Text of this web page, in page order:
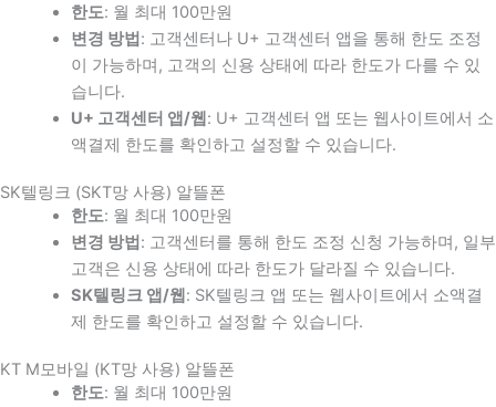
한도: 월 최대 100만원
변경 방법 : 고객센터나 U+ 고객센터 앱을 통해 한도 조정
이 가능하며, 고객의 신용 상태에 따라 한도가 다를 수 있
습니다.
U+ 고객센터 앱/웹 : U+ 고객센터 앱 또는 웹사이트에서 소
액결제 한도를 확인하고 설정할 수 있습니다.
SK텔링크 (SKT망 사용) 알뜰폰
한도: 월 최대 100만원
변경 방법 : 고객센터를 통해 한도 조정 신청 가능하며, 일부
고객은 신용 상태에 따라 한도가 달라질 수 있습니다.
SK텔링크 앱/웹 : SK텔링크 앱 또는 웹사이트에서 소액결
제 한도를 확인하고 설정할 수 있습니다.
KT M모바일 (KT망 사용) 알뜰폰
한도: 월 최대 100만원